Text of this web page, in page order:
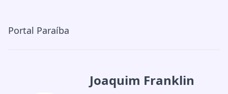
Portal Paraíba
Joaquim Franklin